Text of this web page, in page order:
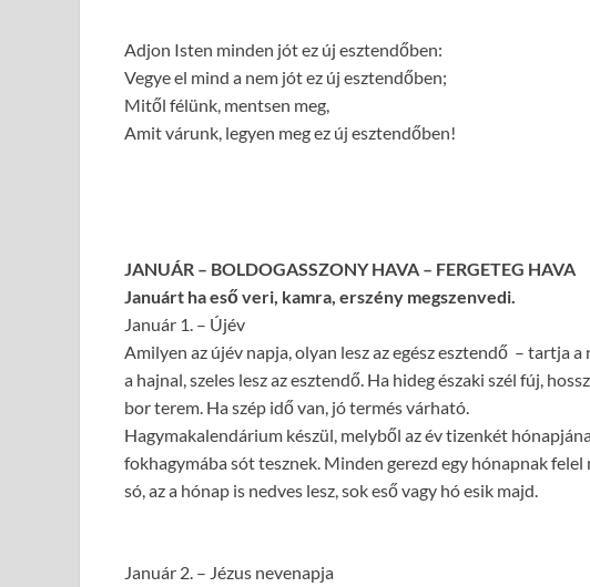
Adjon Isten minden jót ez új esztendőben:
Vegye el mind a nem jót ez új esztendőben;
Mitől félünk, mentsen meg,
Amit várunk, legyen meg ez új esztendőben!
JANUÁR – BOLDOGASSZONY HAVA – FERGETEG HAVA
Januárt ha eső veri, kamra, erszény megszenvedi.
Január 1. – Újév
Amilyen az újév napja, olyan lesz az egész esztendő – tartja
a hajnal, szeles lesz az esztendő. Ha hideg északi szél fúj,
bor terem. Ha szép idő van, jó termés várható.
Hagymakalendárium készül, melyből az év tizenkét
fokhagymába sót tesznek. Minden gerezd egy hónapnak felel
só, az a hónap is nedves lesz, sok eső vagy hó esik majd.
Január 2. – Jézus nevenapja